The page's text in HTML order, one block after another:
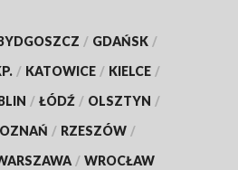
/ GDAŃSK /
/ KATOWICE / KIELCE /
/ ŁÓDŹ / OLSZTYN /
/ RZESZÓW /
/ WROCŁAW